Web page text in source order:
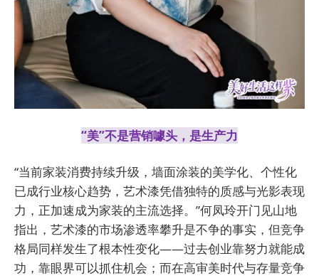
“美”不是营销噱头，是生产力
“当前家装消费持续升级，墙面涂装的美学化、个性化
已成行业核心趋势，艺术漆凭借独特的质感与光影表现
力，正加速成为家装的主流选择。”何凤玲开门见山地
指出，艺术漆的市场渗透率攀升是不争的事实，但竞争
格局同样发生了根本性变化——过去创业靠努力就能成
功，靠眼界可以抓住机会；而在高审美时代与存量竞争